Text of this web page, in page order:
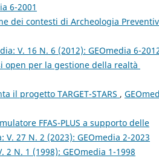
6-2001
dei contesti di Archeologia
V. 16 N. 6 (2012): GEOmedia 6-
open per la gestione della realtà
il progetto TARGET-STARS ,
FFAS-PLUS a supporto delle
V. 27 N. 2 (2023): GEOmedia 2-2023
2 N. 1 (1998): GEOmedia 1-1998